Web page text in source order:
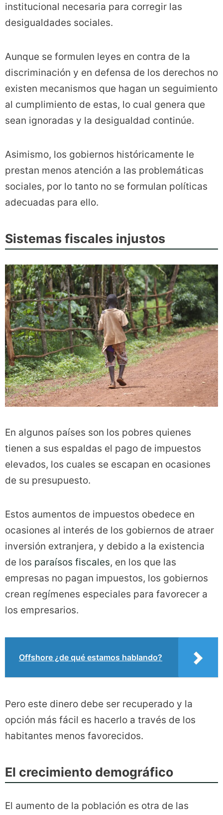
institucional necesaria para corregir las
desigualdades sociales.
Aunque se formulen leyes en contra de la
discriminación y en defensa de los derechos no
existen mecanismos que hagan un seguimiento
al cumplimiento de estas, lo cual genera que
sean ignoradas y la desigualdad continúe.
Asimismo, los gobiernos históricamente le
prestan menos atención a las problemáticas
sociales, por lo tanto no se formulan políticas
adecuadas para ello.
Sistemas fiscales injustos
En algunos países son los pobres quienes
tienen a sus espaldas el pago de impuestos
elevados, los cuales se escapan en ocasiones
de su presupuesto.
Estos aumentos de impuestos obedece en
ocasiones al interés de los gobiernos de atraer
inversión extranjera, y debido a la existencia
de los paraísos fiscales, en los que las
empresas no pagan impuestos, los gobiernos
crean regímenes especiales para favorecer a
los empresarios.
Offshore ¿de qué estamos hablando?
Pero este dinero debe ser recuperado y la
opción más fácil es hacerlo a través de los
habitantes menos favorecidos.
El crecimiento demográfico
El aumento de la población es otra de las